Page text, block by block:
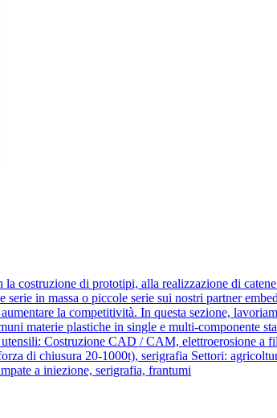
di prototipi, alla realizzazione di
in massa o piccole serie sui nostri partner
la competitività. In questa sezione,
materie plastiche in single e multi-componente
Costruzione CAD / CAM, elettroerosione a
di chiusura 20-1000t), serigrafia Settori:
a iniezione, serigrafia, frantumi